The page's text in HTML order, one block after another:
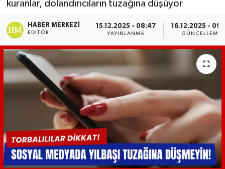
kuranlar, dolandırıcıların tuzağına düşüyor
HABER MERKEZI
EDITÖR
15.12.2025 - 08:47
YAYINLANMA
16.12.2025 -
GÜNCELLEME
Tüm Manşetler
Son Dakika Haberleri
Haber Arşivi